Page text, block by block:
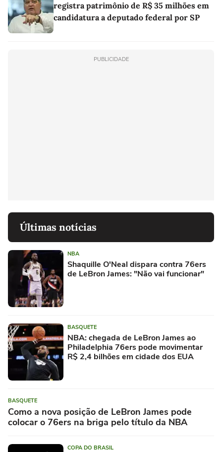
registra patrimônio de R$ 35 milhões em
candidatura a deputado federal por SP
PUBLICIDADE
Últimas notícias
NBA
Shaquille O'Neal dispara contra 76ers
de LeBron James: "Não vai funcionar"
BASQUETE
NBA: chegada de LeBron James ao
Philadelphia 76ers pode movimentar
R$ 2,4 bilhões em cidade dos EUA
BASQUETE
Como a nova posição de LeBron James pode
colocar o 76ers na briga pelo título da NBA
COPA DO BRASIL